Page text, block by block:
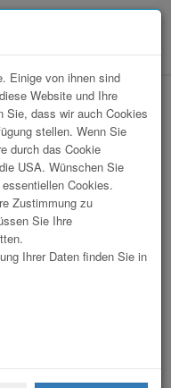
Medienhaus
Einige von ihnen sind
Website und Ihre
Sie, dass wir auch Cookies
stellen. Wenn Sie
durch das Cookie
USA. Wünschen Sie
Cookies.
Zustimmung zu
Sie Ihre
Ihrer Daten finden Sie in